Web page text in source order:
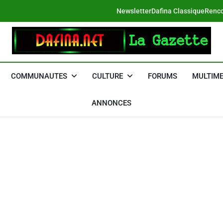
NewsletterDafina Classique
DAFINA
COMMUNAUTES CULTURE FORUMS
ANNONCES